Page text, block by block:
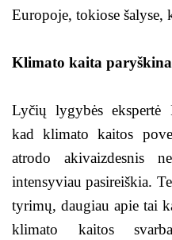
Europoje, tokiose šalyse,
Klimato kaita paryškina
Lyčių lygybės ekspertė
kad klimato kaitos
atrodo
intensyviau pasireiškia.
tyrimų, daugiau apie tai
klimato kaitos